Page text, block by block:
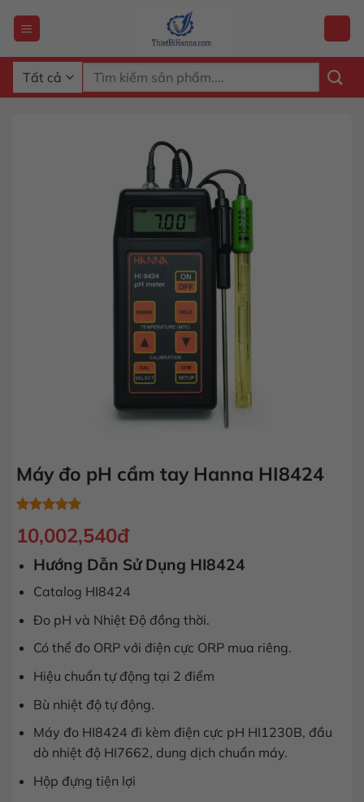
đến
dung
Tìm
kiếm:
Máy đo pH cầm tay Hanna HI8424
dựa trên
đánh giá
10,002,540đ
Hướng Dẫn Sử Dụng HI8424
Catalog HI8424
Đo pH và Nhiệt Độ đồng thời.
Có thể đo ORP với điện cực ORP mua riêng.
Hiệu chuẩn tự động tại 2 điểm
Bù nhiệt độ tự động.
Máy đo HI8424 đi kèm điện cực pH HI1230B, đầu
dò nhiệt độ HI7662, dung dịch chuẩn máy.
Hộp đựng tiện lợi